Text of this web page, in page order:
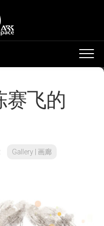
赛飞的
Gallery | 画廊